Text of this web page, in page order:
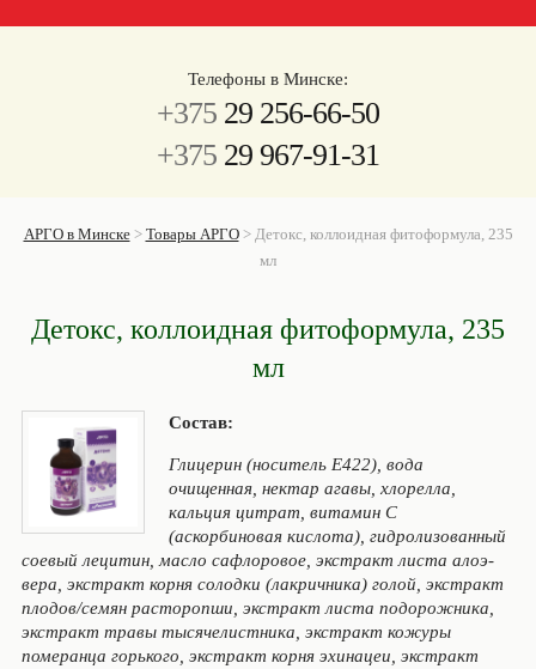
Телефоны в Минске:
+375 29 256-66-50
+375 29 967-91-31
АРГО в Минске> Товары АРГО> Детокс, коллоидная фитоформула, 235
мл
Детокс, коллоидная фитоформула, 235
мл
Состав:
Глицерин (носитель Е422), вода
очищенная, нектар агавы, хлорелла,
кальция цитрат, витамин С
(аскорбиновая кислота), гидролизованный
соевый лецитин, масло сафлоровое, экстракт листа алоэ-
вера, экстракт корня солодки (лакричника) голой, экстракт
плодов/семян расторопши, экстракт листа подорожника,
экстракт травы тысячелистника, экстракт кожуры
померанца горького, экстракт корня эхинацеи, экстракт